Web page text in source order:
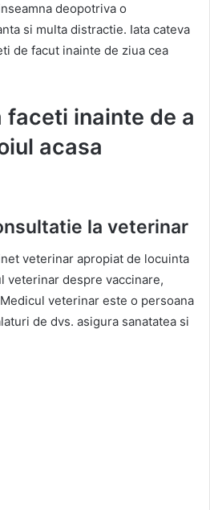
deopotriva o
si multa distractie. Iata cateva
de facut inainte de ziua cea
faceti inainte de a
acasa
la veterinar
veterinar apropiat de locuinta
veterinar despre vaccinare,
veterinar este o persoana
de dvs. asigura sanatatea si